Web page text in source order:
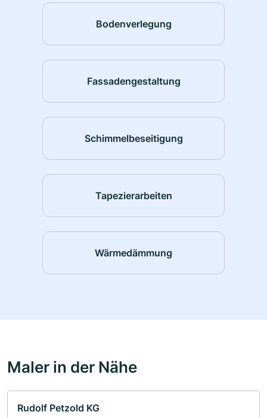
Bodenverlegung
Fassadengestaltung
Schimmelbeseitigung
Tapezierarbeiten
Wärmedämmung
Maler in der Nähe
Rudolf Petzold KG